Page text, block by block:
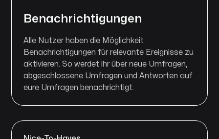
Benachrichtigungen
Alle Nutzer haben die Möglichkeit
Benachrichtigungen für relevante Ereignisse zu
aktivieren. So werdet ihr über neue Umfragen,
abgeschlossene Umfragen und Antworten auf
eure Umfragen benachrichtigt.